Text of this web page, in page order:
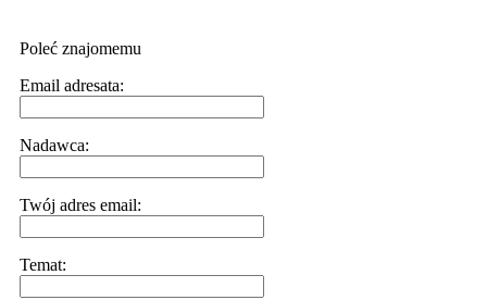
Poleć znajomemu
Email adresata:
Nadawca:
Twój adres email:
Temat: